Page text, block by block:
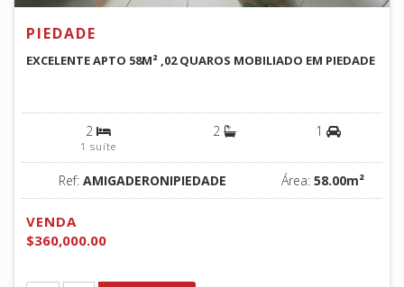
PIEDADE
EXCELENTE APTO 58M² ,02 QUAROS MOBILIADO EM PIEDADE
2
1 suíte
2 1
Ref: AMIGADERONIPIEDADE Área: 58.00m²
VENDA
$360,000.00